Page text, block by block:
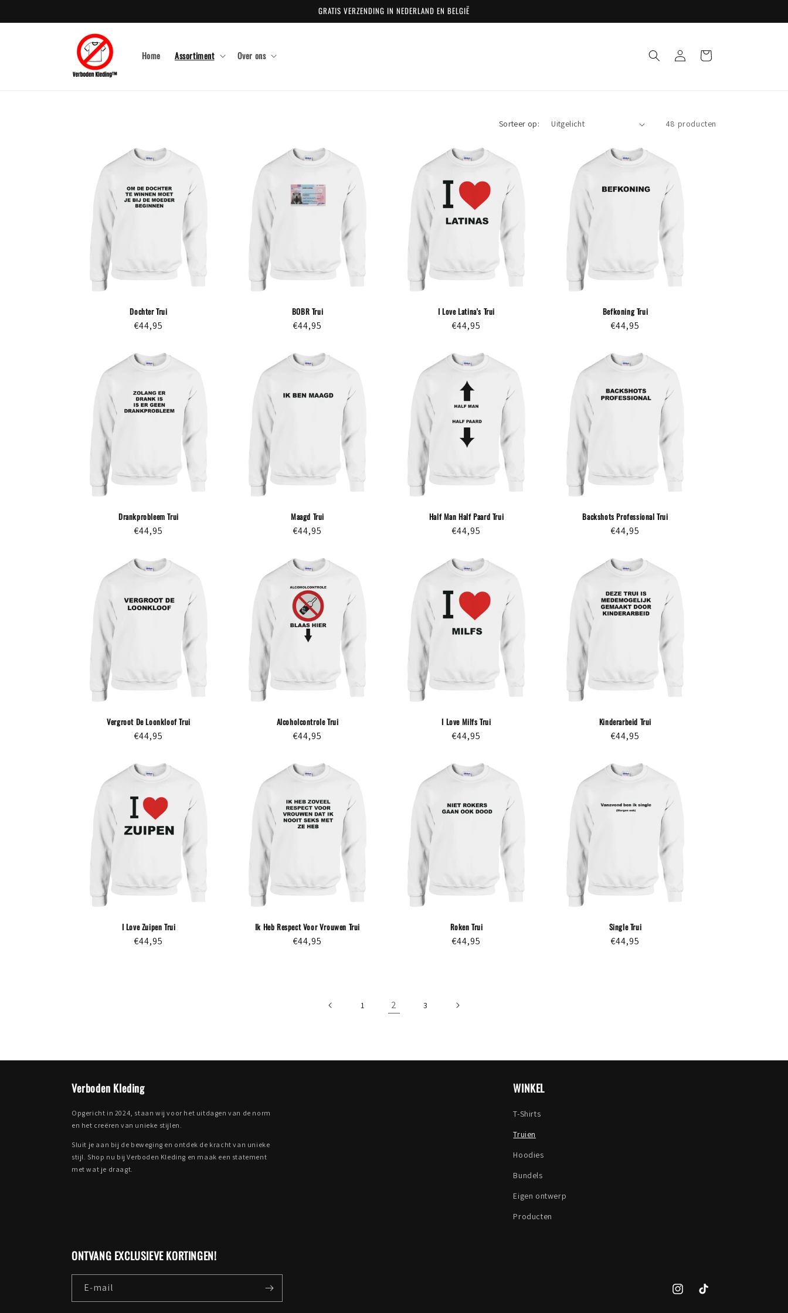
content
GRATIS VERZENDING IN NEDERLAND EN BELGIË
Home Assortiment Over ons InloggenWinkelwagen
Sorteer op: 48 producten
Dochter Trui
Normale
€44,95
BOBR Trui
Normale
€44,95
I Love Latina's Trui
Normale
€44,95
Befkoning Trui
Normale
€44,95
Drankprobleem Trui
Normale
€44,95
Maagd Trui
Normale
€44,95
Half Man Half Paard Trui
Normale
€44,95
Backshots Professional Trui
Normale
€44,95
Vergroot De Loonkloof Trui
Normale
€44,95
Alcoholcontrole Trui
Normale
€44,95
I Love Milfs Trui
Normale
€44,95
Kinderarbeid Trui
Normale
€44,95
I Love Zuipen Trui
Normale
€44,95
Ik Heb Respect Voor Vrouwen Trui
Normale
€44,95
Roken Trui
Normale
€44,95
Single Trui
Normale
€44,95
1 2 3
Verboden Kleding
Opgericht in 2024, staan wij voor het uitdagen van de norm
en het creëren van unieke stijlen.
Sluit je aan bij de beweging en ontdek de kracht van unieke
stijl. Shop nu bij Verboden Kleding en maak een statement
met wat je draagt.
WINKEL
T-Shirts
Truien
Hoodies
Bundels
Eigen ontwerp
Producten
ONTVANG EXCLUSIEVE KORTINGEN!
E‑mail
InstagramTikTok